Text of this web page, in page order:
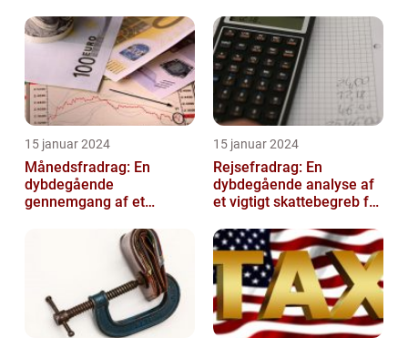
15 januar 2024
Månedsfradrag: En
dybdegående
gennemgang af et
investorer og finansfolk
15 januar 2024
Rejsefradrag: En
dybdegående analyse af
et vigtigt skattebegreb for